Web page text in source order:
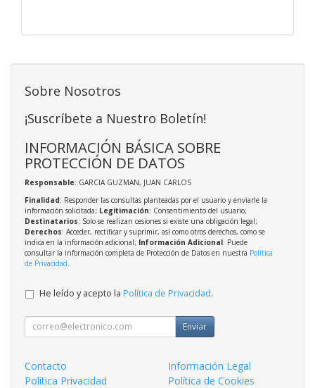
Sobre Nosotros
¡Suscríbete a Nuestro Boletín!
INFORMACIÓN BÁSICA SOBRE
PROTECCIÓN DE DATOS
Responsable: GARCIA GUZMAN, JUAN CARLOS
Finalidad: Responder las consultas planteadas por el usuario y enviarle la
información solicitada; Legitimación: Consentimiento del usuario;
Destinatarios: Solo se realizan cesiones si existe una obligación legal;
Derechos: Acceder, rectificar y suprimir, así como otros derechos, como se
indica en la información adicional; Información Adicional: Puede
consultar la información completa de Protección de Datos en nuestra Política
de Privacidad
He leído y acepto la Política de Privacidad.
Enviar
Contacto
Información Legal
Política Privacidad
Política de Cookies